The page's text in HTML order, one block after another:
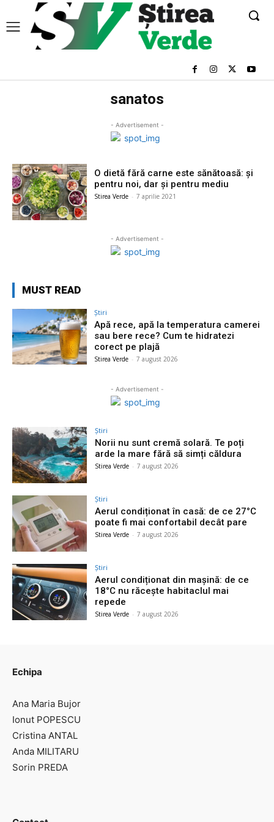
sanatos
- Advertisement -
O dietă fără carne este sănătoasă: și
pentru noi, dar și pentru mediu
Stirea Verde - 7 aprilie 2021
- Advertisement -
MUST READ
Știri
Apă rece, apă la temperatura camerei
sau bere rece? Cum te hidratezi
corect pe plajă
Stirea Verde - 7 august 2026
- Advertisement -
Știri
Norii nu sunt cremă solară. Te poți
arde la mare fără să simți căldura
Stirea Verde - 7 august 2026
Știri
Aerul condiționat în casă: de ce 27°C
poate fi mai confortabil decât pare
Stirea Verde - 7 august 2026
Știri
Aerul condiționat din mașină: de ce
18°C nu răcește habitaclul mai
repede
Stirea Verde - 7 august 2026
Echipa
Ana Maria Bujor
Ionut POPESCU
Cristina ANTAL
Anda MILITARU
Sorin PREDA